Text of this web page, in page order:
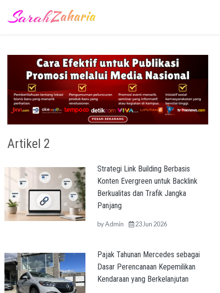
Artikel 2
Strategi Link Building Berbasis
Konten Evergreen untuk Backlink
Berkualitas dan Trafik Jangka
Panjang
byAdmin 23 Jun 2026
Pajak Tahunan Mercedes sebagai
Dasar Perencanaan Kepemilikan
Kendaraan yang Berkelanjutan